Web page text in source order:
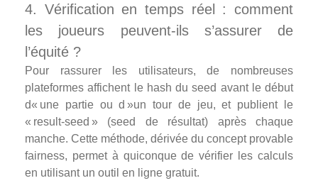
4. Vérification en temps réel : comment
les joueurs peuvent‑ils s’assurer de
l’équité ?
Pour rassurer les utilisateurs, de nombreuses
plateformes affichent le hash du seed avant le début
d« une partie ou d »un tour de jeu, et publient le
« result‑seed » (seed de résultat) après chaque
manche. Cette méthode, dérivée du concept provable
fairness, permet à quiconque de vérifier les calculs
en utilisant un outil en ligne gratuit.